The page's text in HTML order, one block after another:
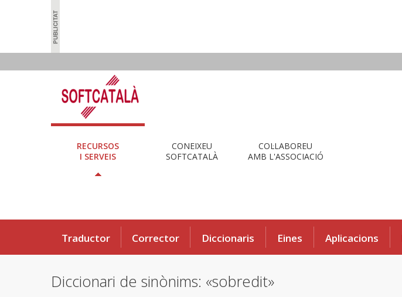
RECURSOS
I SERVEIS
CONEIXEU
SOFTCATALÀ
COL·LABOREU
AMB L'ASSOCIACIÓ
Traductor Corrector Diccionaris Eines Aplicacions
Diccionari de sinònims: «sobredit»